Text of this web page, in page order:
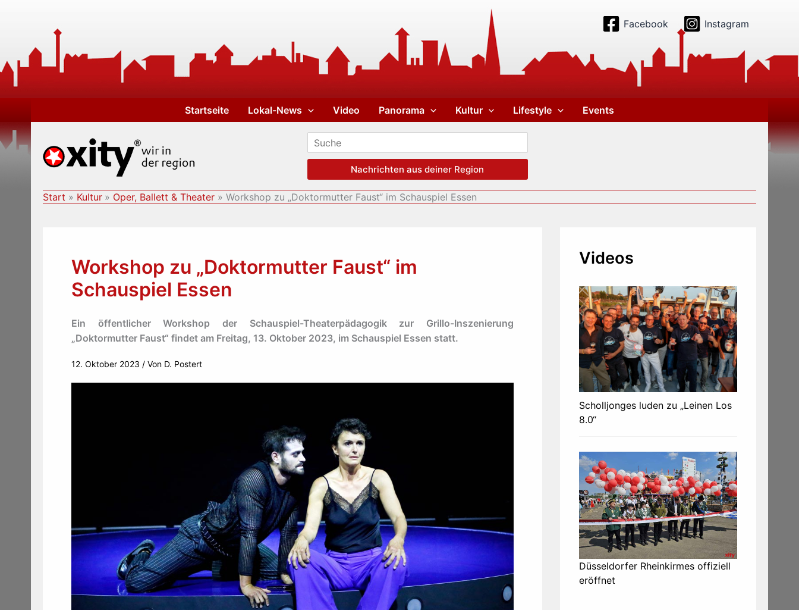
Facebook Instagram
Startseite Lokal-News Video Panorama Kultur Lifestyle Events
Nachrichten aus deiner Region
Start Kultur Oper, Ballett & Theater Workshop zu „Doktormutter Faust“ im Schauspiel Essen
Workshop zu „Doktormutter Faust“ im
Schauspiel Essen
Ein öffentlicher Workshop der Schauspiel-Theaterpädagogik zur Grillo-Inszenierung
„Doktormutter Faust“ findet am Freitag, 13. Oktober 2023, im Schauspiel Essen statt.
12. Oktober 2023 / Von D. Postert
Videos
Scholljonges luden zu „Leinen Los
8.0“
Düsseldorfer Rheinkirmes offiziell
eröffnet